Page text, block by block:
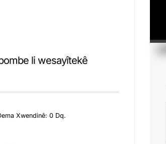
li wesayîtekê
Xwendinê: 0 Dq.